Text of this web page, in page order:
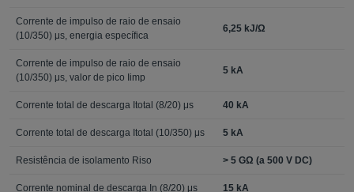
Corrente de impulso de raio de ensaio
(10/350) μs, energia específica
6,25 kJ/Ω
Corrente de impulso de raio de ensaio
(10/350) μs, valor de pico Iimp
5 kA
Corrente total de descarga Itotal (8/20) μs 40 kA
Corrente total de descarga Itotal (10/350) μs 5 kA
Resistência de isolamento Riso > 5 GΩ (a 500 V DC)
Corrente nominal de descarga In (8/20) μs 15 kA